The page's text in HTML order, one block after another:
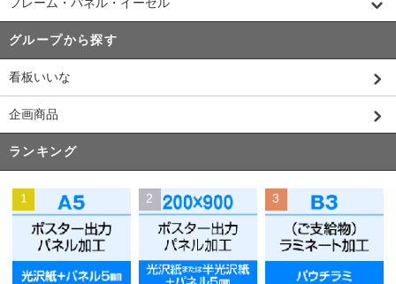
フレーム・パネル・イーゼル
グループから探す
看板いいな
企画商品
ランキング
1 2 3